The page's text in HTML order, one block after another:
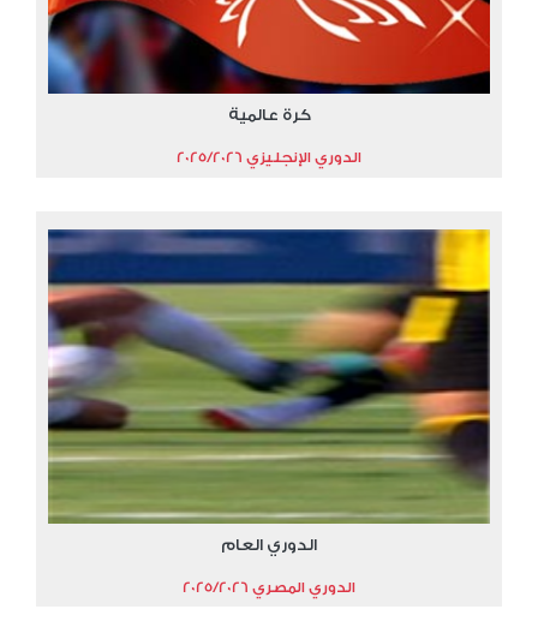
كرة عالمية
الدوري الإنجليزي 2025/2026
الدوري العام
الدوري المصري 2025/2026